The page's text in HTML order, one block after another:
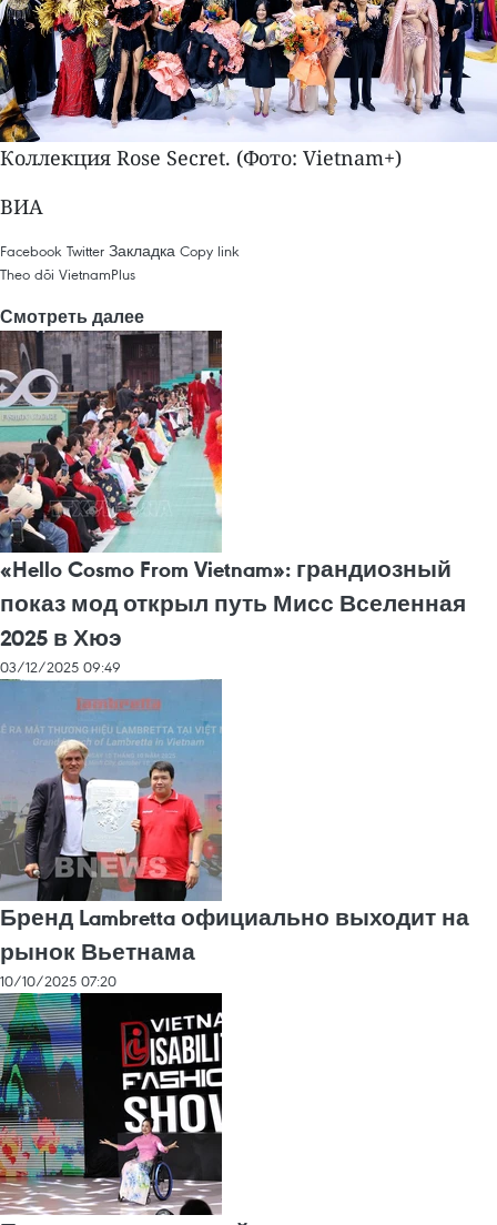
Коллекция Rose Secret. (Фото: Vietnam+)
ВИА
Facebook Twitter Закладка Copy link
Theo dõi VietnamPlus
Смотреть далее
«Hello Cosmo From Vietnam»: грандиозный
показ мод открыл путь Мисс Вселенная
2025 в Хюэ
03/12/2025 09:49
Бренд Lambretta официально выходит на
рынок Вьетнама
10/10/2025 07:20